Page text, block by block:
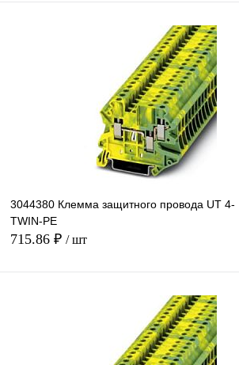
В корзину
Сравнение
Под заказ
3044380 Клемма защитного провода UT 4-
TWIN-PE
715.86 ₽ / шт
В корзину
Сравнение